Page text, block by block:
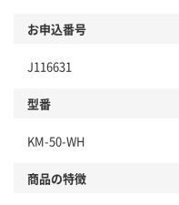
お申込番号
J116631
型番
KM-50-WH
商品の特徴